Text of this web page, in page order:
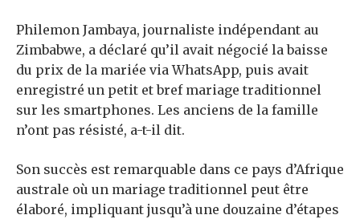
Philemon Jambaya, journaliste indépendant au
Zimbabwe, a déclaré qu’il avait négocié la baisse
du prix de la mariée via WhatsApp, puis avait
enregistré un petit et bref mariage traditionnel
sur les smartphones. Les anciens de la famille
n’ont pas résisté, a-t-il dit.
Son succès est remarquable dans ce pays d’Afrique
australe où un mariage traditionnel peut être
élaboré, impliquant jusqu’à une douzaine d’étapes